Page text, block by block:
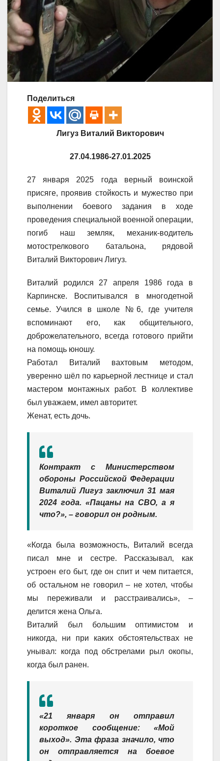
Поделиться
Лигуз Виталий Викторович
27.04.1986-27.01.2025
27 января 2025 года верный воинской
присяге, проявив стойкость и мужество при
выполнении боевого задания в ходе
проведения специальной военной операции,
погиб наш земляк, механик-водитель
мотострелкового батальона, рядовой
Виталий Викторович Лигуз.
Виталий родился 27 апреля 1986 года в
Карпинске. Воспитывался в многодетной
семье. Учился в школе №6, где учителя
вспоминают его, как общительного,
доброжелательного, всегда готового прийти
на помощь юношу.
Работал Виталий вахтовым методом,
уверенно шёл по карьерной лестнице и стал
мастером монтажных работ. В коллективе
был уважаем, имел авторитет.
Женат, есть дочь.
Контракт с Министерством
обороны Российской Федерации
Виталий Лигуз заключил 31 мая
2024 года. «Пацаны на СВО, а я
что?», – говорил он родным.
«Когда была возможность, Виталий всегда
писал мне и сестре. Рассказывал, как
устроен его быт, где он спит и чем питается,
об остальном не говорил – не хотел, чтобы
мы переживали и расстраивались», –
делится жена Ольга.
Виталий был большим оптимистом и
никогда, ни при каких обстоятельствах не
унывал: когда под обстрелами рыл окопы,
когда был ранен.
«21 января он отправил
короткое сообщение: «Мой
выход». Эта фраза значило, что
он отправляется на боевое